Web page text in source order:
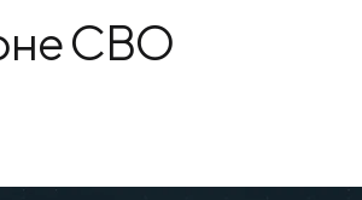
СВО